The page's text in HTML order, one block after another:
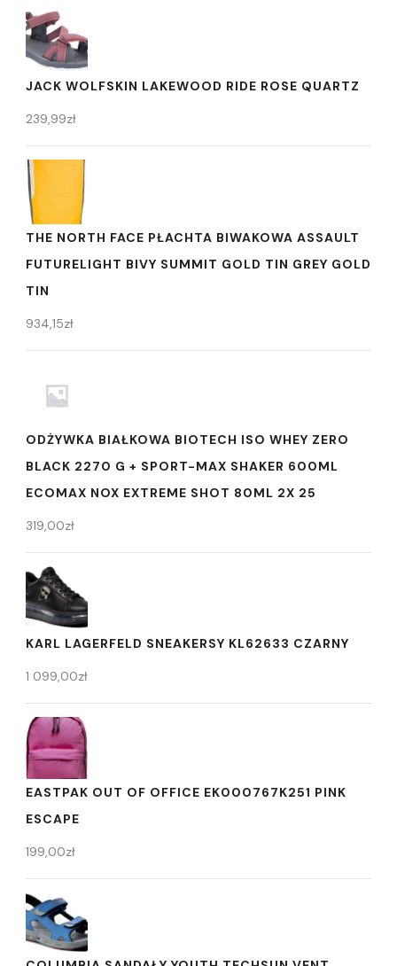
JACK WOLFSKIN LAKEWOOD RIDE ROSE QUARTZ
239,99zł
THE NORTH FACE PŁACHTA BIWAKOWA ASSAULT
FUTURELIGHT BIVY SUMMIT GOLD TIN GREY GOLD
TIN
934,15zł
ODŻYWKA BIAŁKOWA BIOTECH ISO WHEY ZERO
BLACK 2270 G + SPORT-MAX SHAKER 600ML
ECOMAX NOX EXTREME SHOT 80ML 2X 25
319,00zł
KARL LAGERFELD SNEAKERSY KL62633 CZARNY
1 099,00zł
EASTPAK OUT OF OFFICE EK000767K251 PINK
ESCAPE
199,00zł